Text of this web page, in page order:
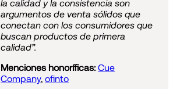
la calidad y la consistencia son
argumentos de venta sólidos que
conectan con los consumidores que
buscan productos de primera
calidad”.
Menciones honoríficas:Cue
Company, ofinto